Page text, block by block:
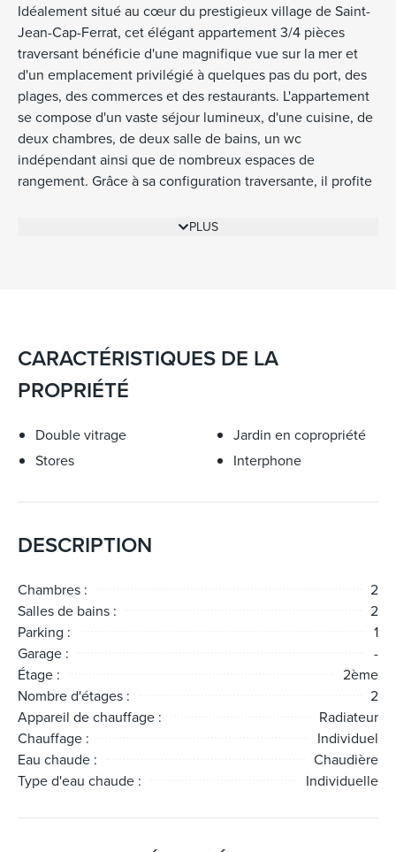
Idéalement situé au cœur du prestigieux village de Saint-
Jean-Cap-Ferrat, cet élégant appartement 3/4 pièces
traversant bénéficie d'une magnifique vue sur la mer et
d'un emplacement privilégié à quelques pas du port, des
plages, des commerces et des restaurants. L'appartement
se compose d'un vaste séjour lumineux, d'une cuisine, de
deux chambres, de deux salle de bains, un wc
indépendant ainsi que de nombreux espaces de
rangement. Grâce à sa configuration traversante, il profite
et s'ouvre sur deux agréables terrasses situées tout autour
confort, tranquillité et douceur de vivre, cet appartement
séduira aussi bien pour une résidence principale que pour
un pied-à-terre de prestige sur la Côte d'Azur.
PLUS
CARACTÉRISTIQUES DE LA
PROPRIÉTÉ
Double vitrage
Stores
Jardin en copropriété
Interphone
DESCRIPTION
Chambres :
2
Salles de bains :
2
Parking :
1
Garage :
-
Étage :
2ème
Nombre d'étages :
2
Appareil de chauffage :
Radiateur
Chauffage :
Individuel
Eau chaude :
Chaudière
Type d'eau chaude :
Individuelle